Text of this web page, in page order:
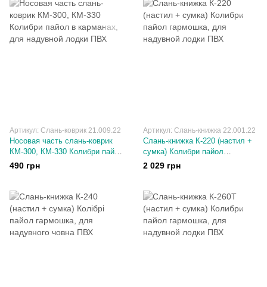
Артикул: Слань-коврик 21.009.22
Носовая часть слань-коврик
КМ-300, КМ-330 Колибри пайол
в карманах, для надувной
лодки ПВХ
490 грн
Артикул: Слань-книжка 22.001.22
Слань-книжка К-220 (настил +
сумка) Колибри пайол
гармошка, для надувной лодки
2 029 грн